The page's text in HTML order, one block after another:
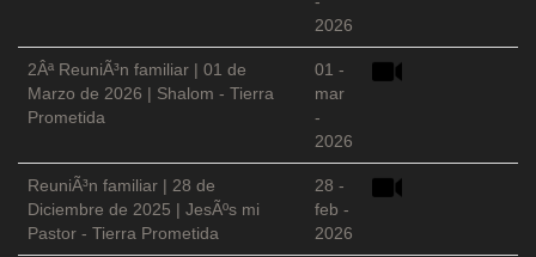
2026
2Âª ReuniÃ³n familiar | 01 de
Marzo de 2026 | Shalom - Tierra
Prometida
01 -
mar
-
2026
ReuniÃ³n familiar | 28 de
Diciembre de 2025 | JesÃºs mi
Pastor - Tierra Prometida
28 -
feb -
2026